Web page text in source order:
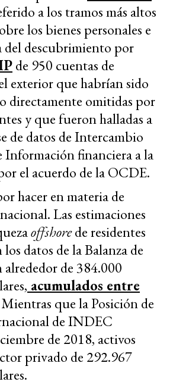
a los tramos más altos
los bienes personales e
del descubrimiento por
de 950 cuentas de
exterior que habrían sido
directamente omitidas por
y que fueron halladas a
de datos de Intercambio
financiera a la
el acuerdo de la OCDE.
hacer en materia de
Las estimaciones
offshorede residentes
datos de la Balanza de
alrededor de 384.000
acumulados entre
que la Posición de
de INDEC
de 2018, activos
privado de 292.967